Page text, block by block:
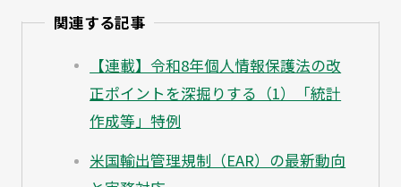
関連する記事
【連載】令和8年個人情報保護法の改
正ポイントを深掘りする（1）「統計
作成等」特例
米国輸出管理規制（EAR）の最新動向